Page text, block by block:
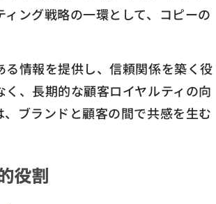
ング戦略の一環として、コピーの
情報を提供し、信頼関係を築く役
、長期的な顧客ロイヤルティの向
ブランドと顧客の間で共感を生む